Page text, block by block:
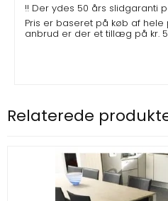
!! Der ydes 50 års slidgaranti
Pris er baseret på køb af hele
anbrud er der et tillæg på kr.
Relaterede